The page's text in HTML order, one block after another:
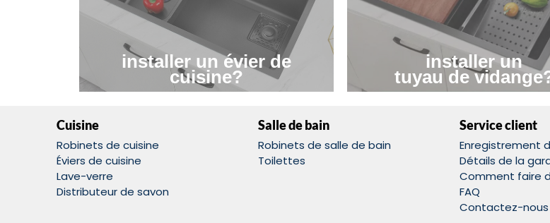
installer un évier de
cuisine?
installer un
tuyau de
Cuisine
Robinets de cuisine
Éviers de cuisine
Lave-verre
Distributeur de savon
Salle de bain
Robinets de salle de bain
Toilettes
Service client
Enregistrement
Détails de la
Comment faire
FAQ
Contactez-nous